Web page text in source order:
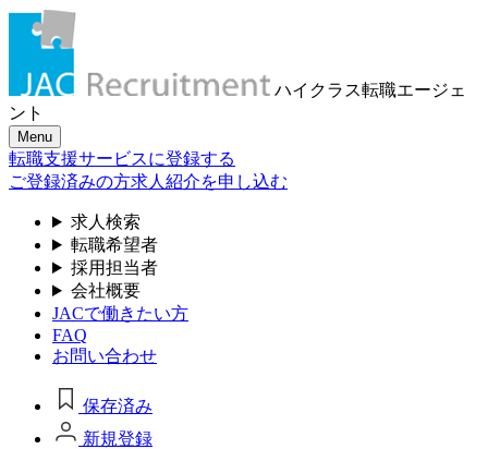
ハイクラス転職エージェ
ント
Menu
転職支援サービスに登録する
ご登録済みの方求人紹介を申し込む
求人検索
転職希望者
採用担当者
会社概要
JACで働きたい方
FAQ
お問い合わせ
保存済み
新規登録